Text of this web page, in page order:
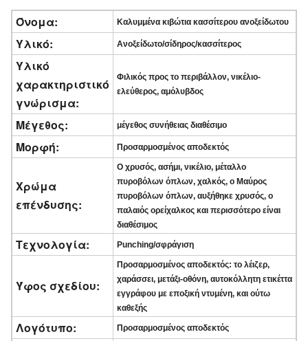
Όνομα: Καλυμμένα κιβώτια κασσίτερου ανοξείδωτου
Υλικό: Ανοξείδωτο/σίδηρος/κασσίτερος
Υλικό
χαρακτηριστικό
γνώρισμα:
Φιλικός προς το περιβάλλον, νικέλιο-
ελεύθερος, αμόλυβδος
Μέγεθος: μέγεθος συνήθειας διαθέσιμο
Μορφή: Προσαρμοσμένος αποδεκτός
Χρώμα
επένδυσης:
Ο χρυσός, ασήμι, νικέλιο, μέταλλο
πυροβόλων όπλων, χαλκός, ο Μαύρος
πυροβόλων όπλων, αυξήθηκε χρυσός, ο
παλαιός ορείχαλκος και περισσότερο είναι
διαθέσιμος
Τεχνολογία: Punching/σφράγιση
Ύφος σχεδίου:
Προσαρμοσμένος αποδεκτός: το λέιζερ,
χαράσσει, μετάξι-οθόνη, αυτοκόλλητη ετικέττα
εγγράφου με εποξική ντυμένη, και ούτω
καθεξής
Λογότυπο: Προσαρμοσμένος αποδεκτός